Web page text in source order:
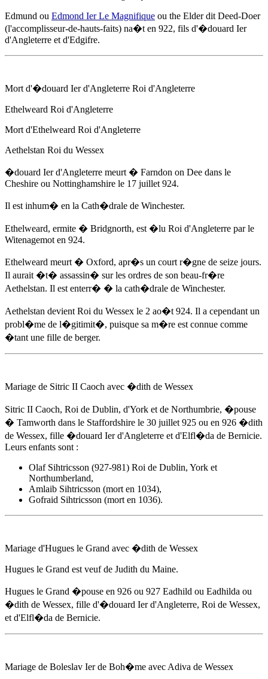
Edmund ou Edmond Ier Le Magnifique ou the Elder dit Deed-Doer
(l'accomplisseur-de-hauts-faits) na�t en 922, fils d'�douard Ier
d'Angleterre et d'Edgifre.
Mort d'�douard Ier d'Angleterre Roi d'Angleterre
Ethelweard Roi d'Angleterre
Mort d'Ethelweard Roi d'Angleterre
Aethelstan Roi du Wessex
�douard Ier d'Angleterre meurt � Farndon on Dee dans le
Cheshire ou Nottinghamshire le 17 juillet 924.
Il est inhum� en la Cath�drale de Winchester.
Ethelweard, ermite � Bridgnorth, est �lu Roi d'Angleterre par le
Witenagemot en 924.
Ethelweard meurt � Oxford, apr�s un court r�gne de seize jours.
Il aurait �t� assassin� sur les ordres de son beau-fr�re
Aethelstan. Il est enterr� � la cath�drale de Winchester.
Aethelstan devient Roi du Wessex le 2 ao�t 924. Il a cependant un
probl�me de l�gitimit�, puisque sa m�re est connue comme
�tant une fille de berger.
Mariage de Sitric II Caoch avec �dith de Wessex
Sitric II Caoch, Roi de Dublin, d'York et de Northumbrie, �pouse
� Tamworth dans le Staffordshire le 30 juillet 925 ou en 926 �dith
de Wessex, fille �douard Ier d'Angleterre et d'Elfl�da de Bernicie.
Leurs enfants sont :
Olaf Sihtricsson (927-981) Roi de Dublin, York et
Northumberland,
Amlaib Sihtricsson (mort en 1034),
Gofraid Sihtricsson (mort en 1036).
Mariage d'Hugues le Grand avec �dith de Wessex
Hugues le Grand est veuf de Judith du Maine.
Hugues le Grand �pouse en 926 ou 927 Eadhild ou Eadhilda ou
�dith de Wessex, fille d'�douard Ier d'Angleterre, Roi de Wessex,
et d'Elfl�da de Bernicie.
Mariage de Boleslav Ier de Boh�me avec Adiva de Wessex